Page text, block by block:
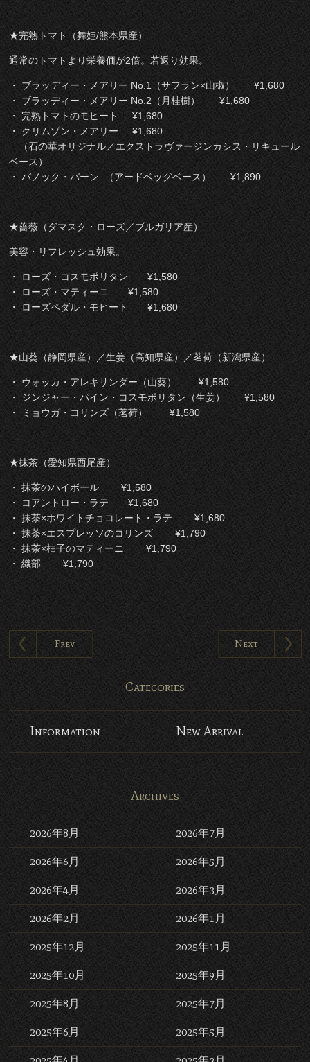
★完熟トマト（舞姫/熊本県産）
通常のトマトより栄養価が2倍。若返り効果。
・ ブラッディー・メアリー No.1（サフラン×山椒） ¥1,680
・ ブラッディー・メアリー No.2（月桂樹） ¥1,680
・ 完熟トマトのモヒート ¥1,680
・ クリムゾン・メアリー ¥1,680
（石の華オリジナル／エクストラヴァージンカシス・リキュール
ベース）
・ バノック・バーン （アードベッグベース） ¥1,890
★薔薇（ダマスク・ローズ／ブルガリア産）
美容・リフレッシュ効果。
・ ローズ・コスモポリタン¥1,580
・ ローズ・マティーニ¥1,580
・ ローズペダル・モヒート ¥1,680
★山葵（静岡県産）／生姜（高知県産）／茗荷（新潟県産）
・ ウォッカ・アレキサンダー（山葵） ¥1,580
・ ジンジャー・パイン・コスモポリタン（生姜） ¥1,580
・ ミョウガ・コリンズ（茗荷） ¥1,580
★抹茶（愛知県西尾産）
・ 抹茶のハイボール ¥1,580
・ コアントロー・ラテ ¥1,680
・ 抹茶×ホワイトチョコレート・ラテ ¥1,680
・ 抹茶×エスプレッソのコリンズ ¥1,790
・ 抹茶×柚子のマティーニ ¥1,790
・ 織部 ¥1,790
Prev Next
Categories
Information New Arrival
Archives
2026年8月 2026年7月
2026年6月 2026年5月
2026年4月 2026年3月
2026年2月 2026年1月
2025年12月 2025年11月
2025年10月 2025年9月
2025年8月 2025年7月
2025年6月 2025年5月